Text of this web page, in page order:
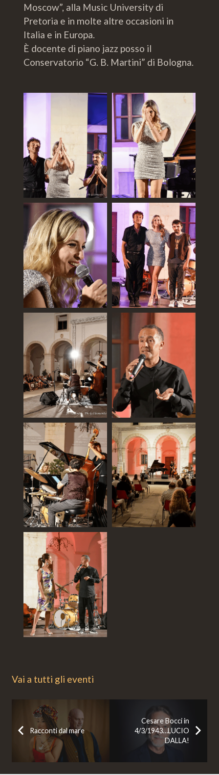
Moscow”, alla Music University di
Pretoria e in molte altre occasioni in
Italia e in Europa.
È docente di piano jazz posso il
Conservatorio “G. B. Martini” di Bologna.
Vai a tutti gli eventi
Racconti dal mare
Cesare Bocci in
4/3/1943…LUCIO
DALLA!